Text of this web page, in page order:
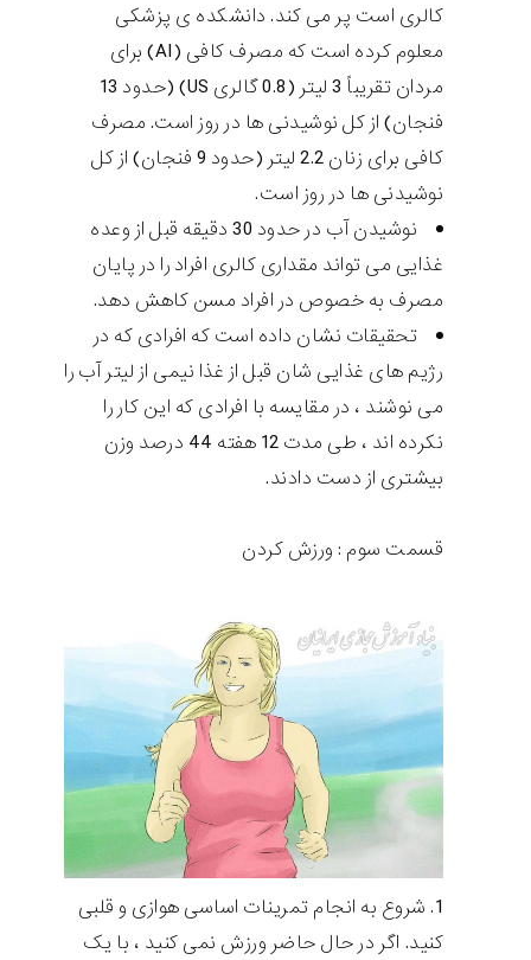
کالری است پر می کند. دانشکده ی پزشکی
معلوم كرده است كه مصرف كافی (AI) برای
مردان تقریباً 3 لیتر (0.8 گالری US) (حدود 13
فنجان) از كل نوشیدنی ها در روز است. مصرف
کافی برای زنان 2.2 لیتر (حدود 9 فنجان) از کل
نوشیدنی ها در روز است.
نوشیدن آب در حدود 30 دقیقه قبل از وعده
غذایی می تواند مقداری کالری افراد را در پایان
مصرف به خصوص در افراد مسن کاهش دهد.
تحقیقات نشان داده است که افرادی که در
رژیم های غذایی شان قبل از غذا نیمی از لیتر آب را
می نوشند ، در مقایسه با افرادی که این کار را
نکرده اند ، طی مدت 12 هفته 44 درصد وزن
بیشتری از دست دادند.
قسمت سوم : ورزش کردن
شروع به انجام تمرینات اساسی هوازی و قلبی
کنید. اگر در حال حاضر ورزش نمی کنید ، با یک